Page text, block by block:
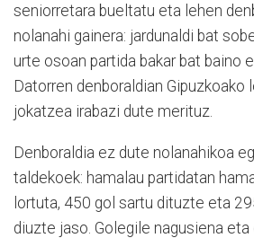
seniorretara bueltatu eta lehen
nolanahi gainera: jardunaldi bat
urte osoan partida bakar bat baino
Datorren denboraldian Gipuzkoako
jokatzea irabazi dute merituz.
Denboraldia ez dute nolanahikoa
taldekoek: hamalau partidatan
lortuta, 450 gol sartu dituzte eta
diuzte jaso. Golegile nagusiena